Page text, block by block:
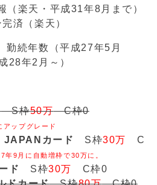
楽天・平成31年8月まで）
済（楽天）
続年数（平成27年5月
28年2月～）
S枠50万C枠0
ップグレード
カード S枠30万
C
9月に自動増枠で30万に。
ド S枠30万
C枠0